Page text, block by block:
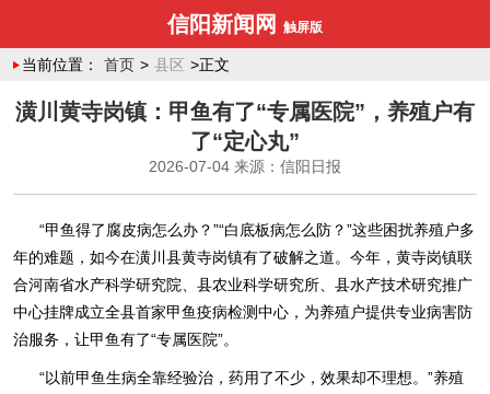
信阳新闻网 触屏版
当前位置： 首页 > 县区 >正文
潢川黄寺岗镇：甲鱼有了“专属医院”，养殖户有
了“定心丸”
2026-07-04 来源：信阳日报
“甲鱼得了腐皮病怎么办？”“白底板病怎么防？”这些困扰养殖户多
年的难题，如今在潢川县黄寺岗镇有了破解之道。今年，黄寺岗镇联
合河南省水产科学研究院、县农业科学研究所、县水产技术研究推广
中心挂牌成立全县首家甲鱼疫病检测中心，为养殖户提供专业病害防
治服务，让甲鱼有了“专属医院”。
“以前甲鱼生病全靠经验治，药用了不少，效果却不理想。”养殖